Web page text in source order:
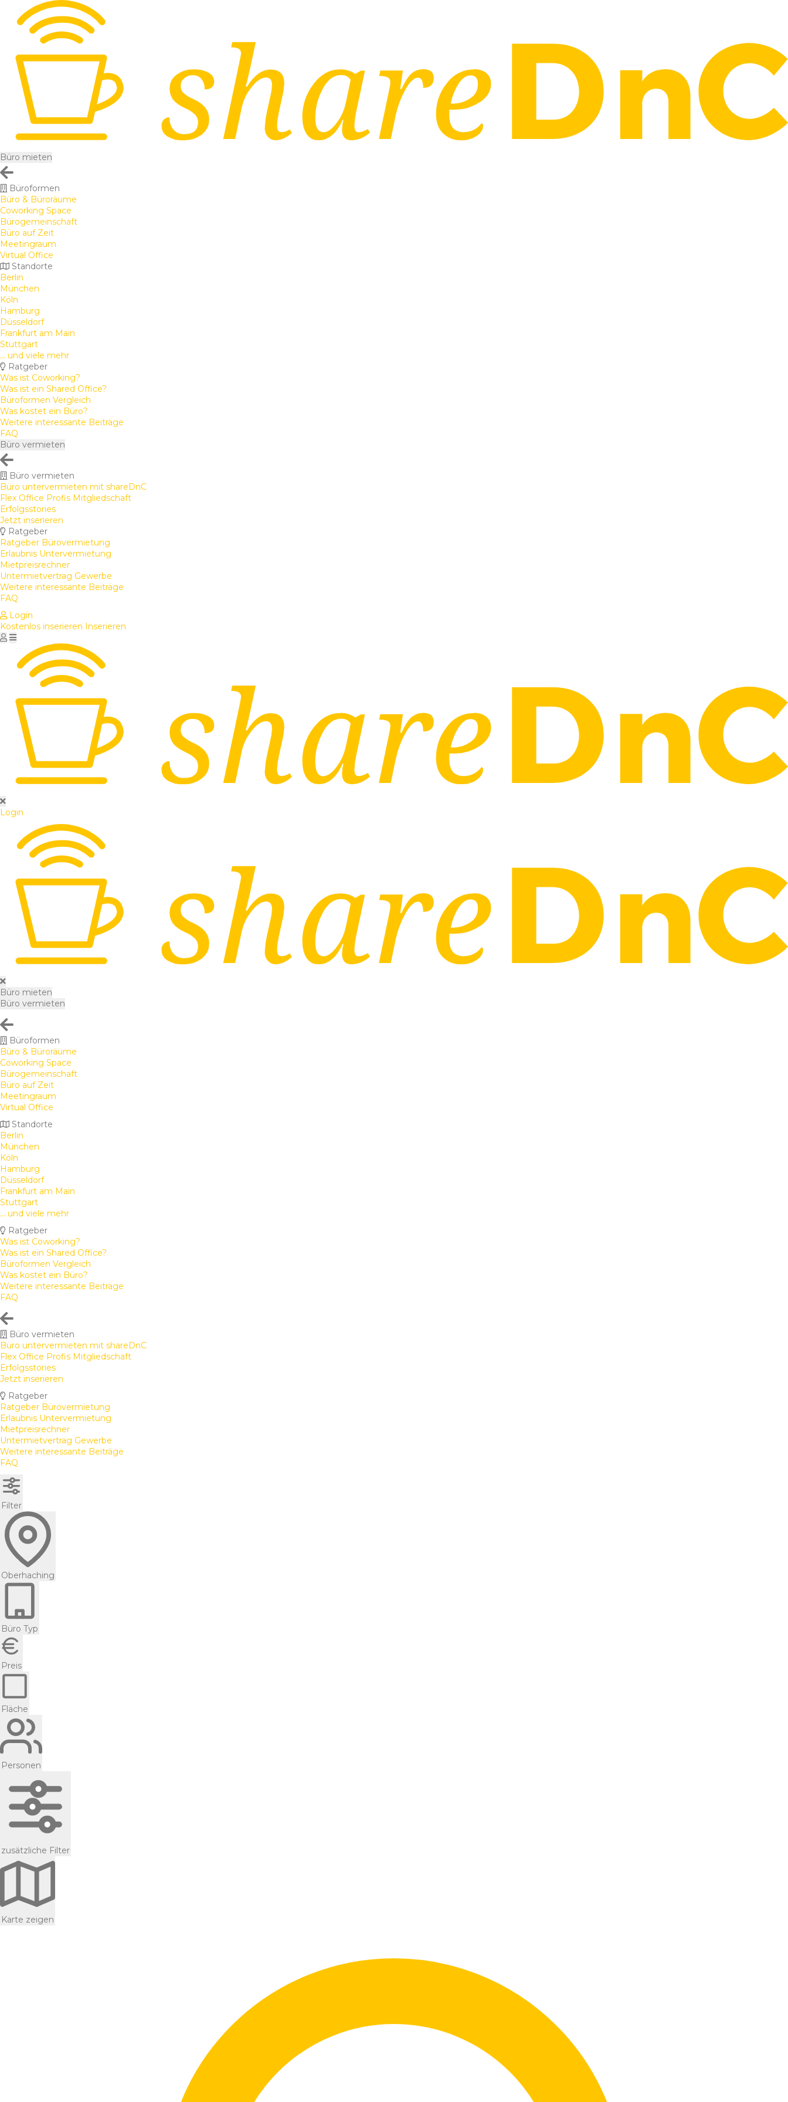
Büro mieten
Büroformen
Büro & Büroräume
Coworking Space
Bürogemeinschaft
Büro auf Zeit
Meetingraum
Virtual Office
Standorte
Berlin
München
Köln
Hamburg
Düsseldorf
Frankfurt am Main
Stuttgart
... und viele mehr
Ratgeber
Was ist Coworking?
Was ist ein Shared Office?
Büroformen Vergleich
Was kostet ein Büro?
Weitere interessante Beiträge
FAQ
Büro vermieten
Büro vermieten
Büro untervermieten mit shareDnC
Flex Office Profis Mitgliedschaft
Erfolgsstories
Jetzt inserieren
Ratgeber
Ratgeber Bürovermietung
Erlaubnis Untervermietung
Mietpreisrechner
Untermietvertrag Gewerbe
Weitere interessante Beiträge
FAQ
Login
Kostenlos inserieren Inserieren
Login
Büro mieten
Büro vermieten
Büroformen
Büro & Büroräume
Coworking Space
Bürogemeinschaft
Büro auf Zeit
Meetingraum
Virtual Office
Standorte
Berlin
München
Köln
Hamburg
Düsseldorf
Frankfurt am Main
Stuttgart
... und viele mehr
Ratgeber
Was ist Coworking?
Was ist ein Shared Office?
Büroformen Vergleich
Was kostet ein Büro?
Weitere interessante Beiträge
FAQ
Büro vermieten
Büro untervermieten mit shareDnC
Flex Office Profis Mitgliedschaft
Erfolgsstories
Jetzt inserieren
Ratgeber
Ratgeber Bürovermietung
Erlaubnis Untervermietung
Mietpreisrechner
Untermietvertrag Gewerbe
Weitere interessante Beiträge
FAQ
Filter
Oberhaching
Büro Typ
Preis
Fläche
Personen
zusätzliche Filter
Karte zeigen